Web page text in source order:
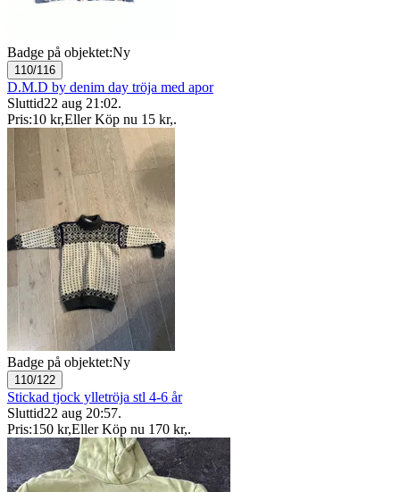
Badge på objektet:Ny
110/116
D.M.D by denim day tröja med apor
Sluttid22 aug 21:02.
Pris:10 kr,Eller Köp nu 15 kr,.
Badge på objektet:Ny
110/122
Stickad tjock ylletröja stl 4-6 år
Sluttid22 aug 20:57.
Pris:150 kr,Eller Köp nu 170 kr,.